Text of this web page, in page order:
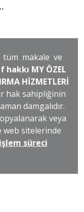
tüm makale ve
MY ÖZEL
HİZMETLERİ
hak sahipliğinin
damgalıdır.
veya
web sitelerinde
süreci